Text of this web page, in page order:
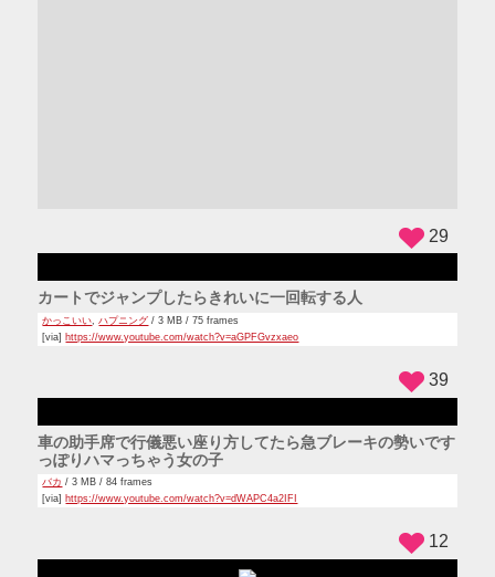
カートでジャンプしたらきれいに一回転する人
29